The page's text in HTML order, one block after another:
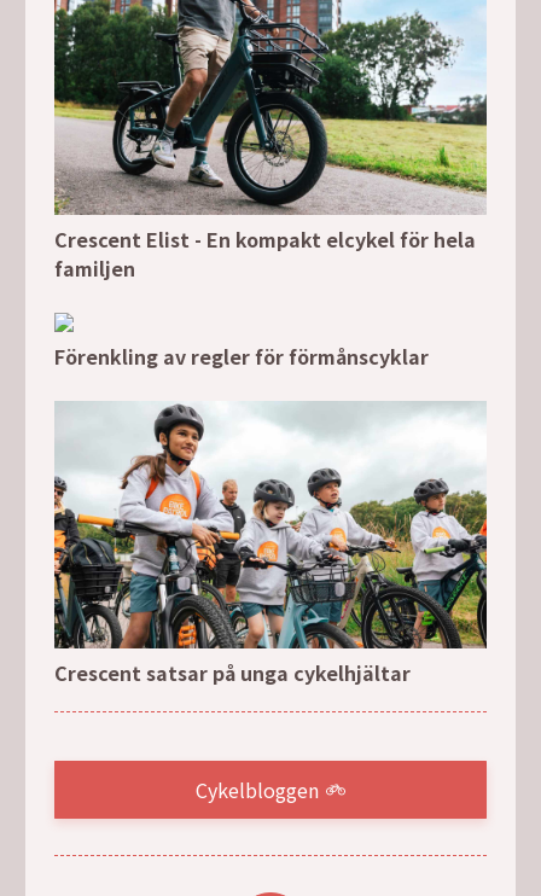
Crescent Elist - En kompakt elcykel för hela
familjen
Förenkling av regler för förmånscyklar
Crescent satsar på unga cykelhjältar
Cykelbloggen